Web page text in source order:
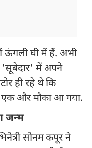
ऊंगली घी में हैं. अभी
'सूबेदार' में अपने
ही रहे थे कि
एक और मौका आ गया.
जन्म
सोनम कपूर ने